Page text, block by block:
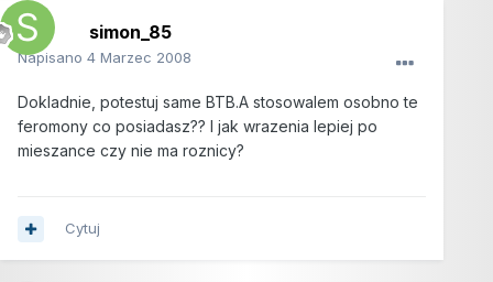
simon_85
Napisano 4 Marzec 2008
Dokladnie, potestuj same BTB.A stosowalem osobno te
feromony co posiadasz?? I jak wrazenia lepiej po
mieszance czy nie ma roznicy?
Cytuj